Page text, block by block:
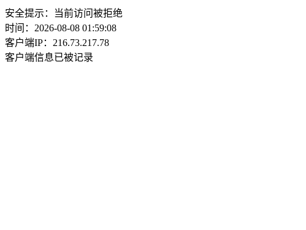
安全提示：当前访问被拒绝
时间：2026-08-08 01:59:08
客户端IP：216.73.217.78
客户端信息已被记录